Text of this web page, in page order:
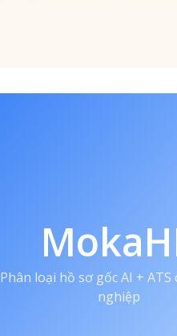
Phân loại hồ sơ gốc AI + ATS
nghiệp